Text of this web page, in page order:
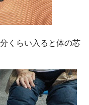
くらい入ると体の芯